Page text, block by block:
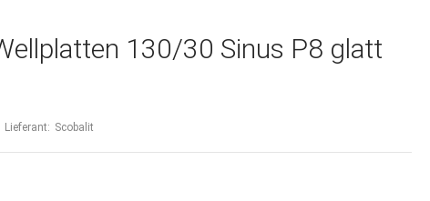
130/30 Sinus P8 glatt
Lieferant: Scobalit